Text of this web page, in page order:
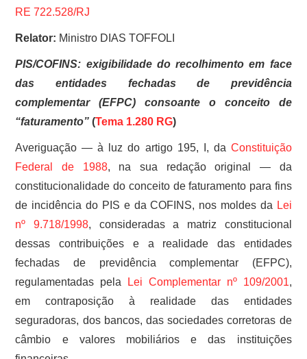
RE 722.528/RJ
Relator: Ministro DIAS TOFFOLI
PIS/COFINS: exigibilidade do recolhimento em face
das entidades fechadas de previdência
complementar (EFPC) consoante o conceito de
“faturamento” (Tema 1.280 RG)
Averiguação — à luz do artigo 195, I, da Constituição
Federal de 1988, na sua redação original — da
constitucionalidade do conceito de faturamento para fins
de incidência do PIS e da COFINS, nos moldes da Lei
nº 9.718/1998, consideradas a matriz constitucional
dessas contribuições e a realidade das entidades
fechadas de previdência complementar (EFPC),
regulamentadas pela
Lei Complementar nº 109/2001,
em contraposição à realidade das entidades
seguradoras, dos bancos, das sociedades corretoras de
câmbio e valores mobiliários e das instituições